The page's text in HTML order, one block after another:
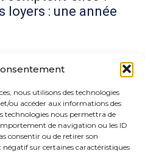
nous utilisons des technologies
ou accéder aux informations des
technologies nous permettra de
de navigation ou les ID
consentir ou de retirer son
sur certaines caractéristiques
loyers : une année
afficher.